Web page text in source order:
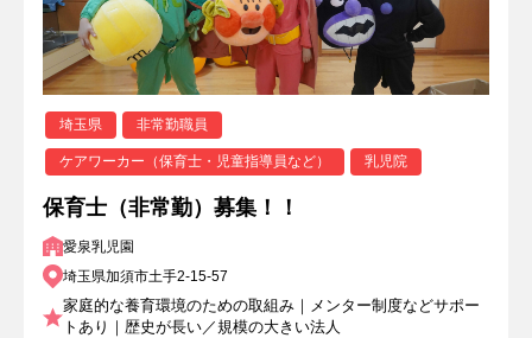
埼玉県 非常勤職員
ケアワーカー（保育士・児童指導員など） 乳児院
保育士（非常勤）募集！！
愛泉乳児園
埼玉県加須市土手2-15-57
家庭的な養育環境のための取組み｜メンター制度などサポー
トあり｜歴史が長い／規模の大きい法人